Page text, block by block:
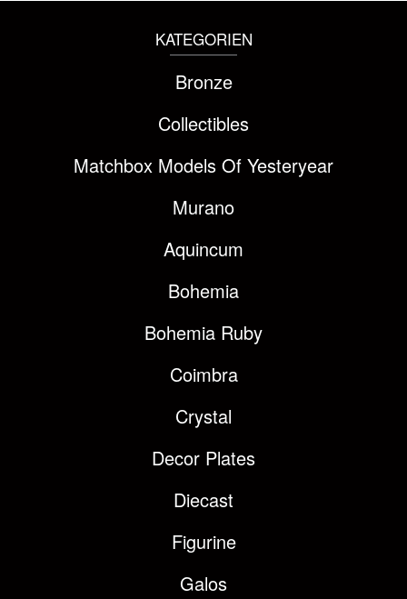
KATEGORIEN
Bronze
Collectibles
Matchbox Models Of Yesteryear
Murano
Aquincum
Bohemia
Bohemia Ruby
Coimbra
Crystal
Decor Plates
Diecast
Figurine
Galos